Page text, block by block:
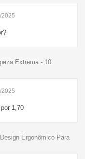
2025
Extrema - 10
2025
1,70
Ergonômico Para